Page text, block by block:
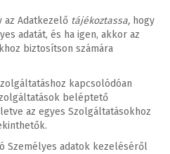
az Adatkezelő tájékoztassa, hogy
adatát, és ha igen, akkor az
biztosítson számára
kapcsolódóan
beléptető
az egyes Szolgáltatásokhoz
Személyes adatok kezeléséről